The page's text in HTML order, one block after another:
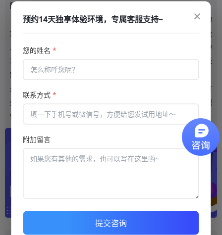
降，所以这也就需要让用户在选择中有所注意。
而且在所有的在线考试系统 服务商中，当一个服务商有更大的
规模性之时，也就有很好的信誉，因为他们的规模性有更高的投
入，服务中也就重视用户的体验，生怕用户给自己差评，在服务中
3也就更为谨慎一些，相反，如果是一些服务商没有规模性，有些
就是借用的其他服务商的服务器，随时倒闭也不会有更多的损失，
最终也就会让服务质量有所降低，所以，用户在选择系统之时，首
先就要对服务商的规模性进行对比，而且服务商的规模性也是直观
性的，服务商难以作假。
×
预约14天独享体验环境，专属客服支持~
您的姓名*
联系方式*
附加留言
提交咨询